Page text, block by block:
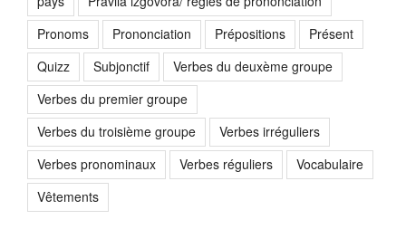
Pronoms
Prononciation Prépositions
Présent
Quizz
Subjonctif
Verbes du deuxème groupe
Verbes du premier groupe
Verbes du troisième groupe
Verbes irréguliers
Verbes pronominaux
Verbes réguliers
Vocabulaire
Vêtements